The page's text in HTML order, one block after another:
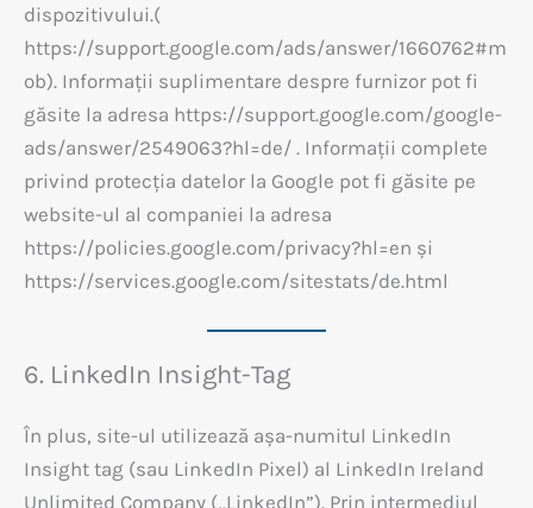
dispozitivului.(
https://support.google.com/ads/answer/1660762#m
ob). Informații suplimentare despre furnizor pot fi
găsite la adresa https://support.google.com/google-
ads/answer/2549063?hl=de/ . Informații complete
privind protecția datelor la Google pot fi găsite pe
website-ul al companiei la adresa
https://policies.google.com/privacy?hl=en și
https://services.google.com/sitestats/de.html
6. LinkedIn Insight-Tag
În plus, site-ul utilizează așa-numitul LinkedIn
Insight tag (sau LinkedIn Pixel) al LinkedIn Ireland
Unlimited Company („LinkedIn”). Prin intermediul